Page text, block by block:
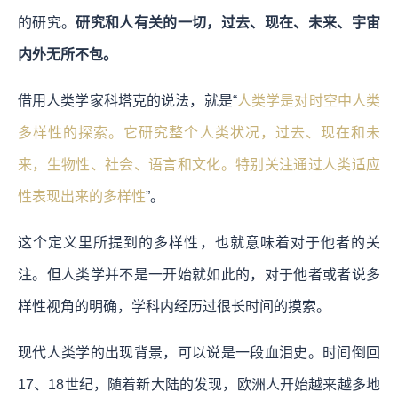
的研究。研究和人有关的一切，过去、现在、未来、宇宙
内外无所不包。
借用人类学家科塔克的说法，就是“人类学是对时空中人类
多样性的探索。它研究整个人类状况，过去、现在和未
来，生物性、社会、语言和文化。特别关注通过人类适应
性表现出来的多样性”。
这个定义里所提到的多样性，也就意味着对于他者的关
注。但人类学并不是一开始就如此的，对于他者或者说多
样性视角的明确，学科内经历过很长时间的摸索。
现代人类学的出现背景，可以说是一段血泪史。时间倒回
17、18世纪，随着新大陆的发现，欧洲人开始越来越多地